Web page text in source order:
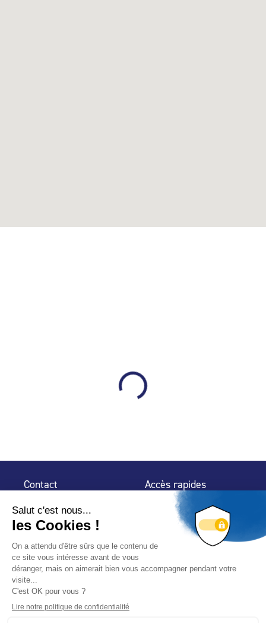
Contact
32 rue de Mogador
75 009 Paris
Accès rapides
Espace Presse
Trouver un
professionnel
Nous suivre